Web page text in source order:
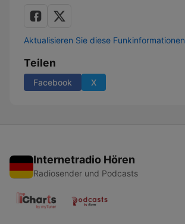
Aktualisieren Sie diese Funkinformationen
Teilen
Facebook X
Internetradio Hören
Radiosender und Podcasts